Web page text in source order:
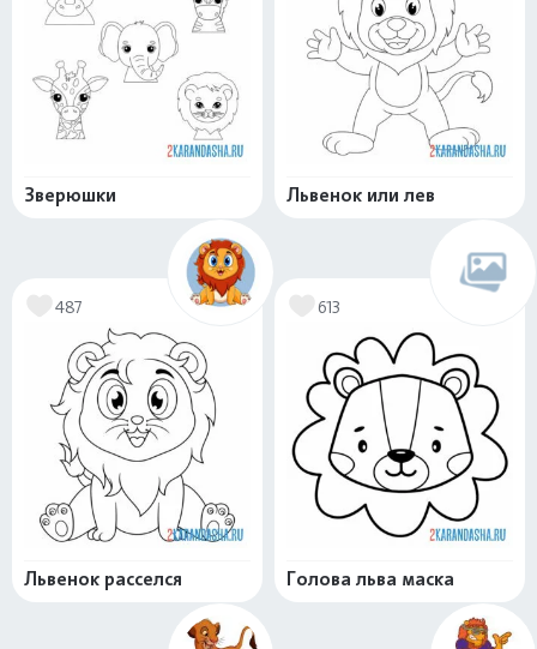
Зверюшки Львенок или лев
487
Львенок расселся
613
Голова льва маска